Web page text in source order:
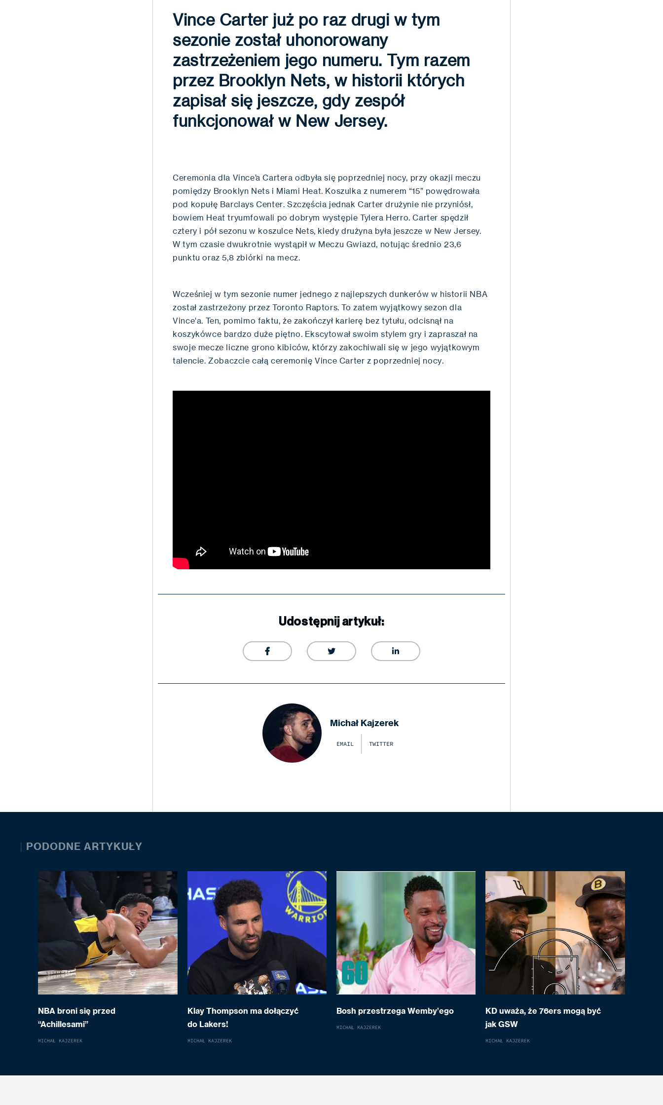
Vince Carter już po raz drugi w tym
sezonie został uhonorowany
zastrzeżeniem jego numeru. Tym razem
przez Brooklyn Nets, w historii których
zapisał się jeszcze, gdy zespół
funkcjonował w New Jersey.
Ceremonia dla Vince’a Cartera odbyła się poprzedniej nocy, przy okazji meczu
pomiędzy Brooklyn Nets i Miami Heat. Koszulka z numerem “15” powędrowała
pod kopułę Barclays Center. Szczęścia jednak Carter drużynie nie przyniósł,
bowiem Heat tryumfowali po dobrym występie Tylera Herro. Carter spędził
cztery i pół sezonu w koszulce Nets, kiedy drużyna była jeszcze w New Jersey.
W tym czasie dwukrotnie wystąpił w Meczu Gwiazd, notując średnio 23,6
punktu oraz 5,8 zbiórki na mecz.
Wcześniej w tym sezonie numer jednego z najlepszych dunkerów w historii NBA
został zastrzeżony przez Toronto Raptors. To zatem wyjątkowy sezon dla
Vince'a. Ten, pomimo faktu, że zakończył karierę bez tytułu, odcisnął na
koszykówce bardzo duże piętno. Ekscytował swoim stylem gry i zapraszał na
swoje mecze liczne grono kibiców, którzy zakochiwali się w jego wyjątkowym
talencie. Zobaczcie całą ceremonię Vince Carter z poprzedniej nocy.
Udostępnij artykuł:
  
Michał Kajzerek
EMAIL TWITTER
| PODODNE ARTYKUŁY
NBA broni się przed
“Achillesami”
MICHAŁ KAJZEREK
Klay Thompson ma dołączyć
do Lakers!
MICHAŁ KAJZEREK
Bosh przestrzega Wemby’ego
MICHAŁ KAJZEREK
KD uważa, że 76ers mogą być
jak GSW
MICHAŁ KAJZEREK